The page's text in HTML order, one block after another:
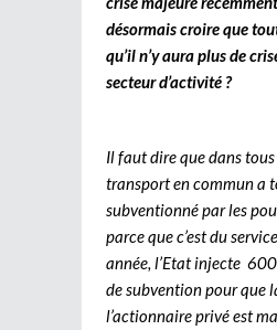
désormais croire que
qu’il n’y aura plus de
secteur d’activité ?
Il faut dire que dans tous
transport en commun a
subventionné par les
parce que c’est du
année, l’Etat injecte
de subvention pour que
l’actionnaire privé est